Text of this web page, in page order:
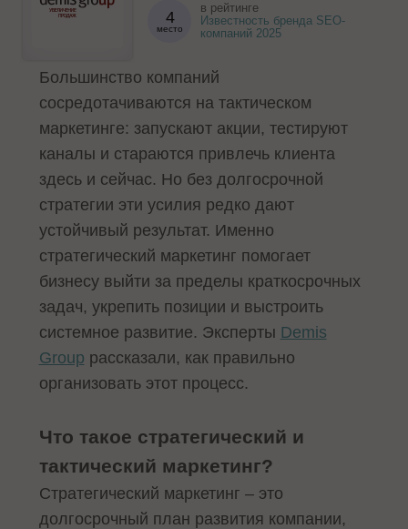
4
место
в рейтинге
Известность бренда SEO-
компаний 2025
Большинство компаний
сосредотачиваются на тактическом
маркетинге: запускают акции, тестируют
каналы и стараются привлечь клиента
здесь и сейчас. Но без долгосрочной
стратегии эти усилия редко дают
устойчивый результат. Именно
стратегический маркетинг помогает
бизнесу выйти за пределы краткосрочных
задач, укрепить позиции и выстроить
системное развитие. Эксперты Demis
Group рассказали, как правильно
организовать этот процесс.
Что такое стратегический и
тактический маркетинг?
Стратегический маркетинг – это
долгосрочный план развития компании,